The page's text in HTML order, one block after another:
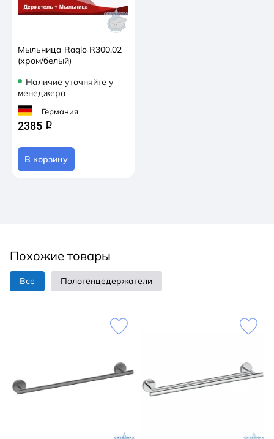
Мыльница Raglo R300.02
(хром/белый)
Наличие уточняйте у
менеджера
Германия
2385 q
В корзину
Похожие товары
Все Полотенцедержатели